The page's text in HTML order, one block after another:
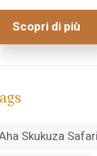
Scopri di più
Skukuza